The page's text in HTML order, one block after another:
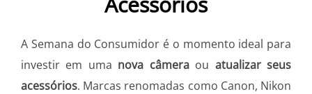
A Semana do Consumidor é o momento ideal para
investir em uma nova câmera ou atualizar seus
acessórios. Marcas renomadas como Canon, Nikon